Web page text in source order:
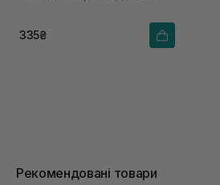
335₴
Рекомендовані товари